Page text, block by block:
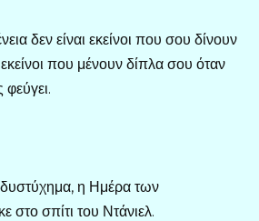
δεν είναι εκείνοι που σου δίνουν
που μένουν δίπλα σου όταν
η Ημέρα των
στο σπίτι του Ντάνιελ.